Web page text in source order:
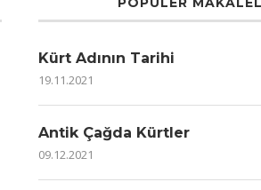
Kürt Adının Tarihi
19.11.2021
Antik Çağda Kürtler
09.12.2021